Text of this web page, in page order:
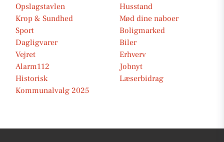
Opslagstavlen
Husstand
Krop & Sundhed
Mød dine naboer
Sport
Boligmarked
Dagligvarer
Biler
Vejret
Erhverv
Alarm112
Jobnyt
Historisk
Læserbidrag
Kommunalvalg 2025